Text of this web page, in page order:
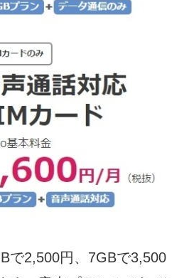
で2,500円、7GBで3,500